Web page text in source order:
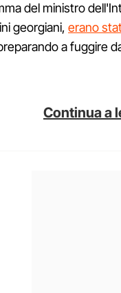
del ministro
georgiani, erano
a fuggire
Continua a